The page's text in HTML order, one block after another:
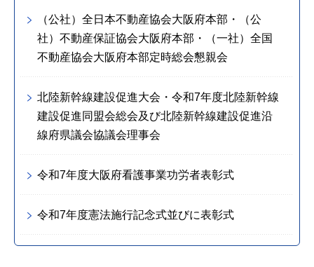
（公社）全日本不動産協会大阪府本部・（公
社）不動産保証協会大阪府本部・（一社）全国
不動産協会大阪府本部定時総会懇親会
北陸新幹線建設促進大会・令和7年度北陸新幹線
建設促進同盟会総会及び北陸新幹線建設促進沿
線府県議会協議会理事会
令和7年度大阪府看護事業功労者表彰式
令和7年度憲法施行記念式並びに表彰式